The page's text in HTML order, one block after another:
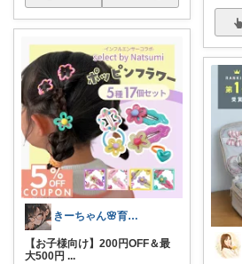
きーちゃん🌸育児グッズお纏め👶
【お子様向け】200円OFF＆最
大500円 ...